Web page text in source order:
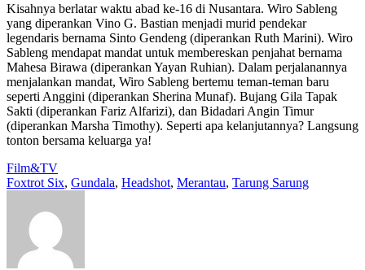
Kisahnya berlatar waktu abad ke-16 di Nusantara. Wiro Sableng
yang diperankan Vino G. Bastian menjadi murid pendekar
legendaris bernama Sinto Gendeng (diperankan Ruth Marini). Wiro
Sableng mendapat mandat untuk membereskan penjahat bernama
Mahesa Birawa (diperankan Yayan Ruhian). Dalam perjalanannya
menjalankan mandat, Wiro Sableng bertemu teman-teman baru
seperti Anggini (diperankan Sherina Munaf). Bujang Gila Tapak
Sakti (diperankan Fariz Alfarizi), dan Bidadari Angin Timur
(diperankan Marsha Timothy). Seperti apa kelanjutannya? Langsung
tonton bersama keluarga ya!
Film&TV
Foxtrot Six, Gundala, Headshot, Merantau, Tarung Sarung